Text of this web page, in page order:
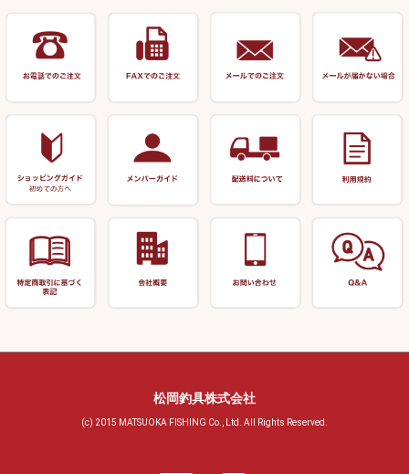
玉網（高級品）
替網・仕付糸
玉置（高級品）
万力付お膳・うどん皿
先受・メスネジ・その他
ハサミ
釣台 釣宝・その他
偏光サングラス
小物ケース・保護ケース
防寒コーナー
装飾品
リサイクル 竹竿（深山）
リサイクル 浮子
リサイクル 玉網・玉置・フラ
リサイクル 浮子箱・浮子筒・
アウトレット商品
松岡釣具株式会社
(c) 2015 MATSUOKA FISHING Co., Ltd. All Rights Reserved.